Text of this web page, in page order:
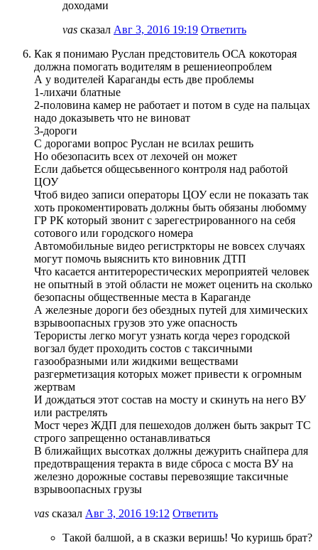
доходами
vas сказал Авг 3, 2016 19:19 Ответить
Как я понимаю Руслан предстовитель ОСА кокоторая
должна помогать водителям в решениеопроблем
А у водителей Караганды есть две проблемы
1-лихачи блатные
2-половина камер не работает и потом в суде на пальцах
надо доказыветь что не виноват
3-дороги
С дорогами вопрос Руслан не всилах решить
Но обезопасить всех от лехочей он может
Если дабьется общесьвенного контроля над работой
ЦОУ
Чтоб видео записи операторы ЦОУ если не показать так
хоть прокоментировать должны быть обязаны любомму
ГР РК который звонит с зарегестрированного на себя
сотового или городского номера
Автомобильные видео регистркторы не вовсех случаях
могут помочь выяснить кто виновник ДТП
Что касается антитерорестических мероприятей человек
не опытный в этой области не может оценить на сколько
безопасны общественные места в Караганде
А железные дороги без обездных путей для химических
взрывоопасных грузов это уже опасность
Терористы легко могут узнать когда через городской
вогзал будет проходить состов с таксичными
газообразными или жидкими веществами
разгерметизация которых может привести к огромным
жертвам
И дождаться этот состав на мосту и скинуть на него ВУ
или растрелять
Мост через ЖДП для пешеходов должен быть закрыт ТС
строго запрещенно останавливаться
В ближайщих высотках должны дежурить снайпера для
предотвращения теракта в виде сброса с моста ВУ на
железно дорожные составы перевозящие таксичные
взрывоопасных грузы
vas сказал Авг 3, 2016 19:12 Ответить
Такой балшой, а в сказки веришь! Чо куришь брат?